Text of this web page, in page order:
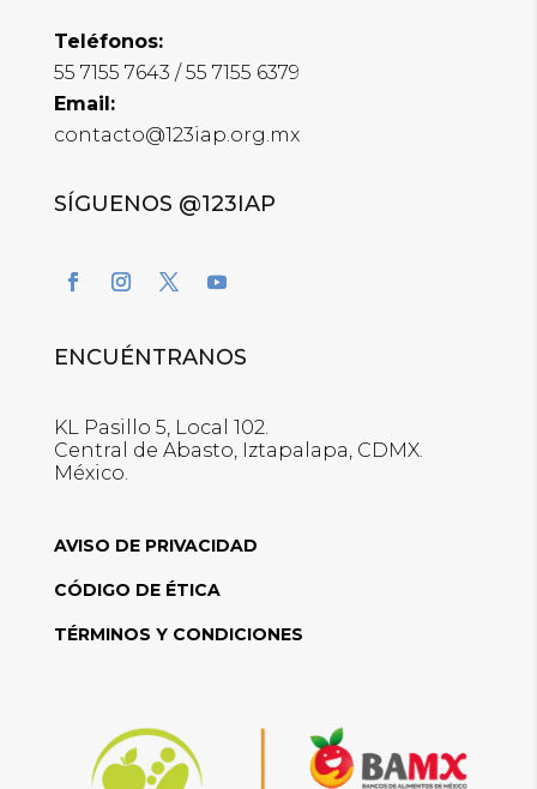
Teléfonos:
55 7155 7643 / 55 7155 6379
Email:
contacto@123iap.org.mx
SÍGUENOS @123IAP
ENCUÉNTRANOS
KL Pasillo 5, Local 102.
Central de Abasto, Iztapalapa, CDMX.
México.
AVISO DE PRIVACIDAD
CÓDIGO DE ÉTICA
TÉRMINOS Y CONDICIONES